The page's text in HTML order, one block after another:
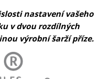
nastavení vašeho
v dvou rozdílných
výrobní šarží příze.